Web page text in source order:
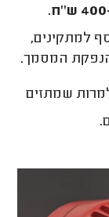
למתקינים,
המסמך.
שמתזים